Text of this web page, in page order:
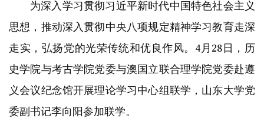
为深入学习贯彻习近平新时代中国特色社会主义
思想，推动深入贯彻中央八项规定精神学习教育走深
走实，弘扬党的光荣传统和优良作风。4月28日，历
史学院与考古学院党委与澳国立联合理学院党委赴遵
义会议纪念馆开展理论学习中心组联学，山东大学党
委副书记李向阳参加联学。